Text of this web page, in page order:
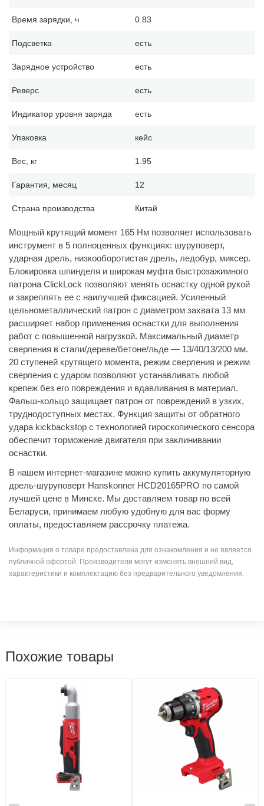
Время зарядки, ч 0.83
Подсветка есть
Зарядное устройство есть
Реверс есть
Индикатор уровня заряда есть
Упаковка кейс
Вес, кг 1.95
Гарантия, месяц 12
Страна производства Китай
Мощный крутящий момент 165 Нм позволяет использовать
инструмент в 5 полноценных функциях: шуруповерт,
ударная дрель, низкооборотистая дрель, ледобур, миксер.
Блокировка шпинделя и широкая муфта быстрозажимного
патрона ClickLock позволяют менять оснастку одной рукой
и закреплять ее с наилучшей фиксацией. Усиленный
цельнометаллический патрон с диаметром захвата 13 мм
расширяет набор применения оснастки для выполнения
работ с повышенной нагрузкой. Максимальный диаметр
сверления в cтали/дереве/бетоне/льде — 13/40/13/200 мм.
20 ступеней крутящего момента, режим сверления и режим
сверления с ударом позволяют устанавливать любой
крепеж без его повреждения и вдавливания в материал.
Фальш-кольцо защищает патрон от повреждений в узких,
труднодоступных местах. Функция защиты от обратного
удара kickbackstop с технологией гироскопического сенсора
обеспечит торможение двигателя при заклинивании
оснастки.
В нашем интернет-магазине можно купить аккумуляторную
дрель-шуруповерт Hanskonner HCD20165PRO по самой
лучшей цене в Минске. Мы доставляем товар по всей
Беларуси, принимаем любую удобную для вас форму
оплаты, предоставляем рассрочку платежа.
Информация о товаре предоставлена для ознакомления и не является
публичной офертой. Производители могут изменять внешний вид,
характеристики и комплектацию без предварительного уведомления.
Похожие товары